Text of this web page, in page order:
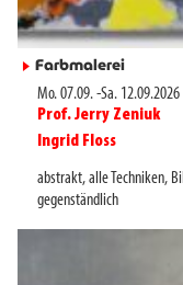
► Farbmalerei
Mo. 07.09.-Sa. 12.09.2026
Prof. Jerry Zeniuk
Ingrid Floss
abstrakt,alle Techniken,
gegenständlich